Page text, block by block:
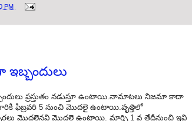
PM
ఇబ్బందులు
ప్రస్తుతం నడుస్తూ ఉంటాయి.నామాటలు నిజమా కాదా
ఫిబ్రవరి 5 నుంచి మొదలై ఉంటాయి.వృత్తిలో
మొదలైనవి మొదలై ఉంటాయి. మార్చి 1 వ తేదీనుంచి ఇవి